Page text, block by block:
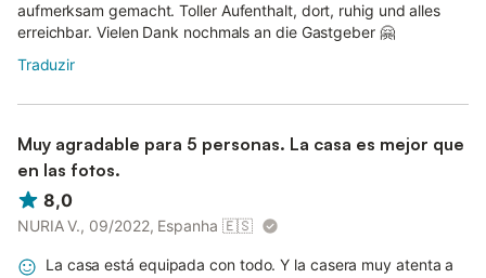
aufmerksam gemacht. Toller Aufenthalt, dort, ruhig und alles
erreichbar. Vielen Dank nochmals an die Gastgeber 🤗
Traduzir
Muy agradable para 5 personas. La casa es mejor que
en las fotos.
8,0
NURIA V., 09/2022, Espanha 🇪🇸
La casa está equipada con todo. Y la casera muy atenta a